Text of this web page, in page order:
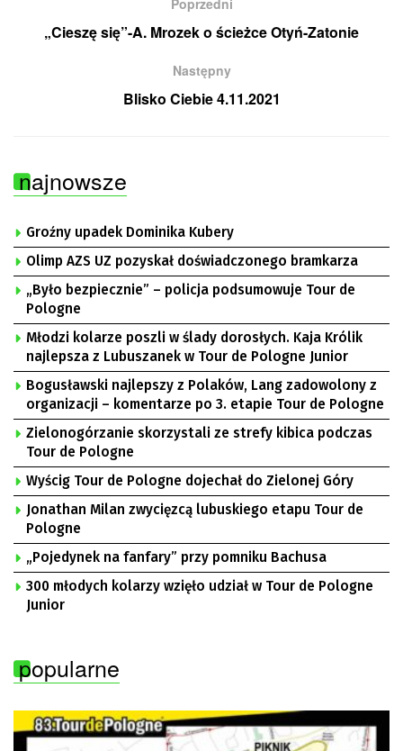
Poprzedni
„Cieszę się”-A. Mrozek o ścieżce Otyń-Zatonie
Następny
Blisko Ciebie 4.11.2021
najnowsze
Groźny upadek Dominika Kubery
Olimp AZS UZ pozyskał doświadczonego bramkarza
„Było bezpiecznie” – policja podsumowuje Tour de
Pologne
Młodzi kolarze poszli w ślady dorosłych. Kaja Królik
najlepsza z Lubuszanek w Tour de Pologne Junior
Bogusławski najlepszy z Polaków, Lang zadowolony z
organizacji – komentarze po 3. etapie Tour de Pologne
Zielonogórzanie skorzystali ze strefy kibica podczas
Tour de Pologne
Wyścig Tour de Pologne dojechał do Zielonej Góry
Jonathan Milan zwycięzcą lubuskiego etapu Tour de
Pologne
„Pojedynek na fanfary” przy pomniku Bachusa
300 młodych kolarzy wzięło udział w Tour de Pologne
Junior
popularne